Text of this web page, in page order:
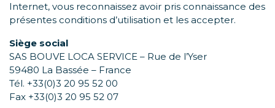
Internet, vous reconnaissez avoir pris connaissance des
présentes conditions d’utilisation et les accepter.
Siège social
SAS BOUVE LOCA SERVICE – Rue de l’Yser
59480 La Bassée – France
Tél. +33(0)3 20 95 52 00
Fax +33(0)3 20 95 52 07